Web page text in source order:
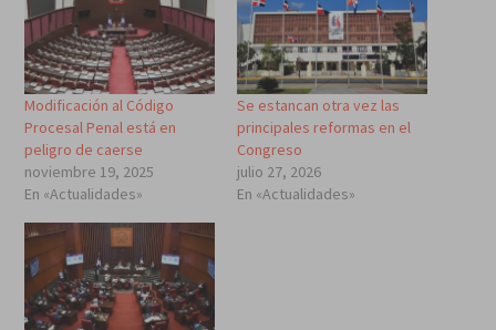
Modificación al Código
Procesal Penal está en
peligro de caerse
noviembre 19, 2025
En «Actualidades»
Se estancan otra vez las
principales reformas en el
Congreso
julio 27, 2026
En «Actualidades»